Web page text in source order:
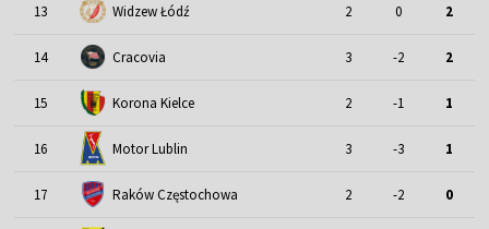
13 Widzew Łódź 2 0 2
14 Cracovia 3 -2 2
15 Korona Kielce 2 -1 1
16 Motor Lublin 3 -3 1
17 Raków Częstochowa 2 -2 0